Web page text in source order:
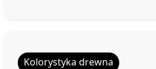
Kolorystyka drewna